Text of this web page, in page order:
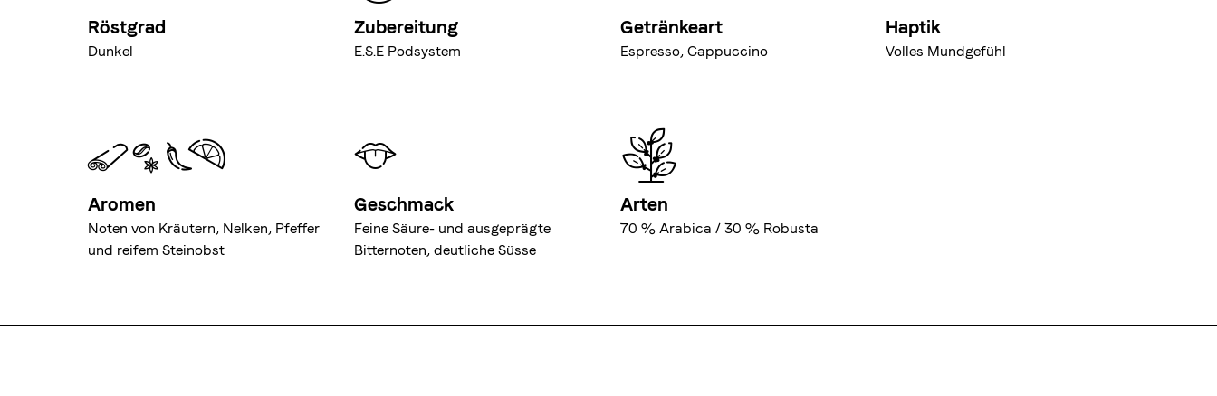
Röstgrad
Dunkel
Zubereitung
E.S.E Podsystem
Getränkeart
Espresso, Cappuccino
Haptik
Volles Mundgefühl
Aromen
Noten von Kräutern, Nelken, Pfeffer
und reifem Steinobst
Geschmack
Feine Säure- und ausgeprägte
Bitternoten, deutliche Süsse
Arten
70 % Arabica / 30 % Robusta